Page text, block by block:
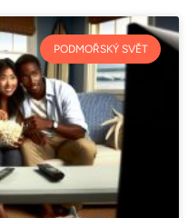
PODMOŘSKÝ SVĚT